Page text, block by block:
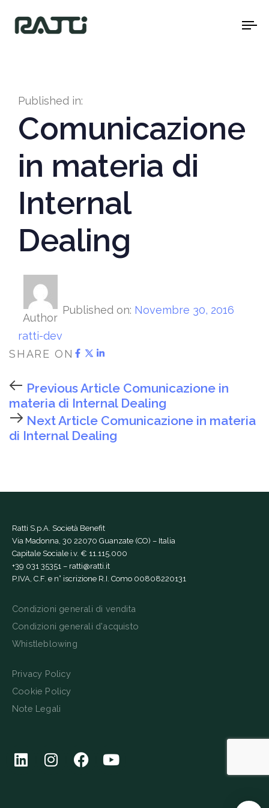
Published in:
Comunicazione
in materia di
Internal
Dealing
Author
ratti-dev
Published on: Novembre 30, 2016
SHARE ON
Previous Article Comunicazione in
materia di Internal Dealing
Next Article Comunicazione in materia
di Internal Dealing
Ratti S.p.A. Società Benefit
Via Madonna, 30 22070 Guanzate (CO) – Italia
Capitale Sociale i.v. € 11.115.000
+39 031 35351 – ratti@ratti.it
P.IVA, C.F. e n° iscrizione R.I. Como 00808220131
Condizioni generali di vendita
Condizioni generali d'acquisto
Whistleblowing
Privacy Policy
Cookie Policy
Note Legali